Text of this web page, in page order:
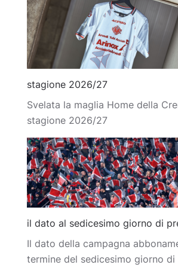
stagione 2026/27
Svelata la maglia Home della
stagione 2026/27
il dato al sedicesimo giorno di
Il dato della campagna
termine del sedicesimo giorno di